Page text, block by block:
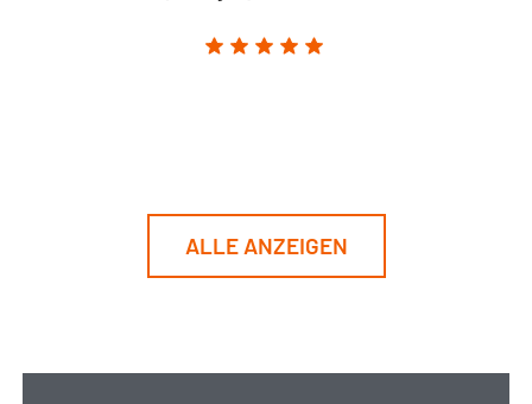
ALLE ANZEIGEN